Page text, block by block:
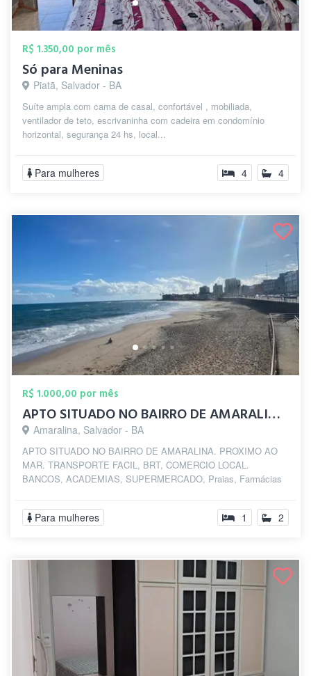
R$ 1.350,00 por mês
Só para Meninas
Piatã, Salvador - BA
Suíte ampla com cama de casal, confortável , mobiliada,
ventilador de teto, escrivaninha com cadeira em condomínio
horizontal, segurança 24 hs, local...
Para mulheres 4 4
R$ 1.000,00 por mês
APTO SITUADO NO BAIRRO DE AMARALINA. PRO...
Amaralina, Salvador - BA
APTO SITUADO NO BAIRRO DE AMARALINA. PROXIMO AO
MAR. TRANSPORTE FACIL, BRT, COMERCIO LOCAL.
BANCOS, ACADEMIAS, SUPERMERCADO, Praias, Farmácias
Para mulheres 1 2